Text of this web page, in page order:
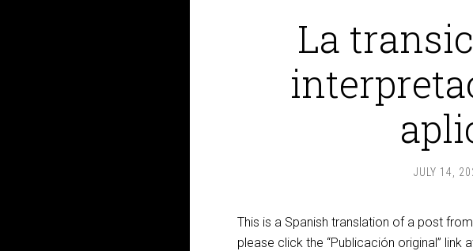
La
JULY 14,
This is a Spanish translation of a post
please click the “Publicación original”